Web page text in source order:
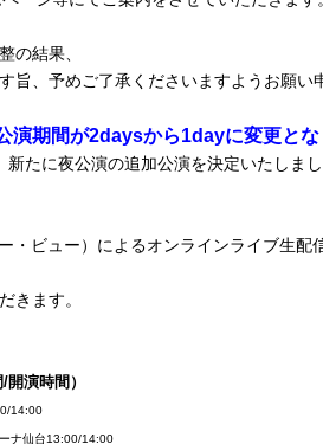
の結果、
旨、予めご了承くださいますようお願い
演期間が2daysから1dayに変更とな
たに夜公演の追加公演を決定いたしまし
・ビュー）によるオンラインライブ生配
きます。
演時間）
14:00
ナ仙台13:00/14:00